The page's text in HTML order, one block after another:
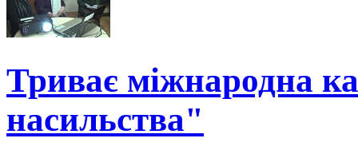
Триває міжнародна
насильства"